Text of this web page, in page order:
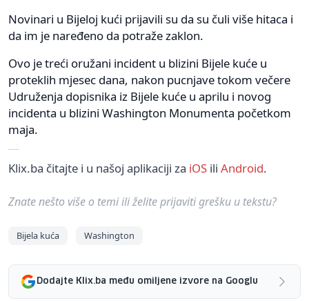
Novinari u Bijeloj kući prijavili su da su čuli više hitaca i
da im je naređeno da potraže zaklon.
Ovo je treći oružani incident u blizini Bijele kuće u
proteklih mjesec dana, nakon pucnjave tokom večere
Udruženja dopisnika iz Bijele kuće u aprilu i novog
incidenta u blizini Washington Monumenta početkom
maja.
Klix.ba čitajte i u našoj aplikaciji za iOS ili Android.
Znate nešto više o temi ili želite prijaviti grešku u tekstu?
Bijela kuća Washington
Dodajte Klix.ba među omiljene izvore na Googlu